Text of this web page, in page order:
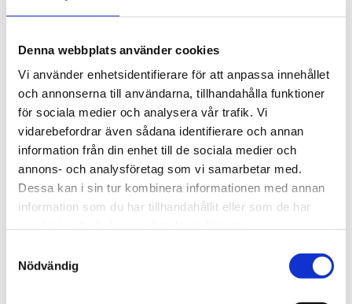
Denna webbplats använder cookies
Vi använder enhetsidentifierare för att anpassa innehållet
och annonserna till användarna, tillhandahålla funktioner
för sociala medier och analysera vår trafik. Vi
vidarebefordrar även sådana identifierare och annan
information från din enhet till de sociala medier och
annons- och analysföretag som vi samarbetar med.
Dessa kan i sin tur kombinera informationen med annan
information som du har tillhandahållit eller som de har
Nödvändig
träning av både överkropp och underkropp samt kombineras
med handtag, dörrankare och andra tillbehör för ökad
Utvecklad för användare med
latexallergi
Den latexfritt tillverkade tubingen är ett säkert alternativ för
personer med latexkänslighet eller allergi. Samtidigt bibehålls
den höga kvalitet, elasticitet och hållbarhet som kännetecknar
TheraBand-produkter. Detta gör den idealisk för både
professionella behandlingsmiljöer och hemmaträning.
TheraBand latexfri tubing används för träning av styrka,